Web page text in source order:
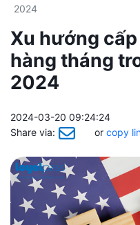
2024
Xu hướng
hàng tháng
2024
2024-03-20 09:24:24
Share via:
or copy